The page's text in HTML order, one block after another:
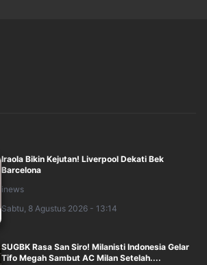
Iraola Bikin Kejutan! Liverpool Dekati Bek
Barcelona
inews
Sabtu, 8 Agustus 2026 - 13:14
SUGBK Rasa San Siro! Milanisti Indonesia Gelar
Tifo Megah Sambut AC Milan Setelah....